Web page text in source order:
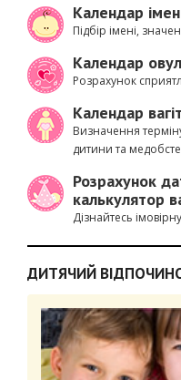
Календар імен
Підбір імені,
Календар
Розрахунок
Календар
Визначення
дитини та
Розрахунок
калькулятор
Дізнайтесь
ДИТЯЧИЙ